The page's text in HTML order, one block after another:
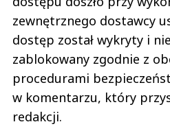
zewnętrznego dostawcy
dostęp został wykryty i
zablokowany zgodnie z
procedurami
w komentarzu, który
redakcji.